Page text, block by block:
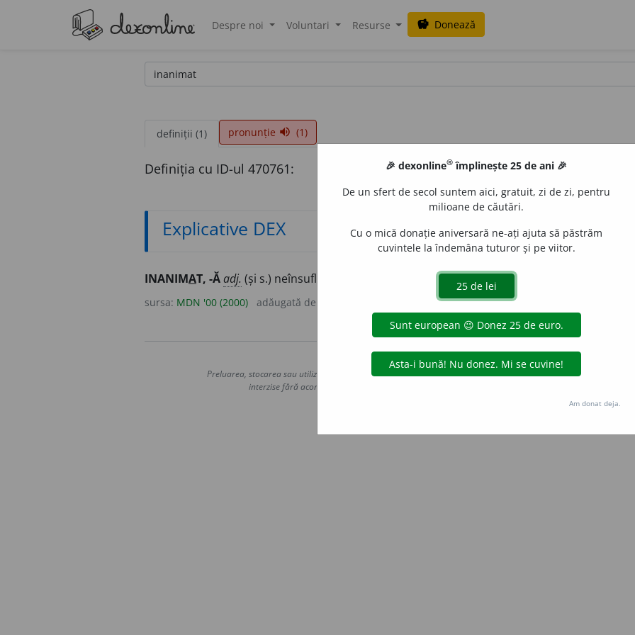
Despre noi Voluntari Resurse savings Donează
definiții (1) pronunție volume_up (1)
Definiția cu ID-ul 470761:
Explicative DEX
INANIMAT, -Ăadj. (și s.) neînsuflețit. (< inanimatus)
sursa: MDN '00 (2000) adăugată de
Copyright © 2004-2026 dexonline (https://dexonline.ro)
Preluarea, stocarea sau utilizarea datelor de pe acest site, inclusiv prin orice metode de extragere automată
interzise fără acordul nostru prealabil scris, cu excepția seturilor de date oferite oficial spre utilizare
Hosterion
🎉 dexonline® împlinește 25 de ani 🎉
De un sfert de secol suntem aici, gratuit, zi de zi, pentru
milioane de căutări.
Cu o mică donație aniversară ne-ați ajuta să păstrăm
cuvintele la îndemâna tuturor și pe viitor.
Am donat deja.